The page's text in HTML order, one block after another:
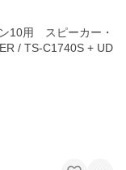
10用 スピーカー・
/ TS-C1740S + UD